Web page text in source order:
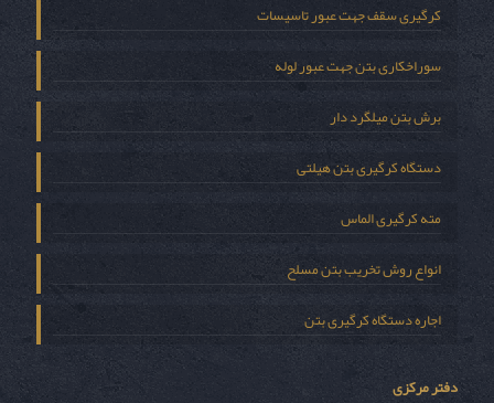
کرگیری سقف جهت عبور تاسیسات
سوراخکاری بتن جهت عبور لوله
برش بتن میلگرد دار
دستگاه کرگیری بتن هیلتی
مته کرگیری الماس
انواع روش تخریب بتن مسلح
اجاره دستگاه کرگیری بتن
دفتر مرکزی